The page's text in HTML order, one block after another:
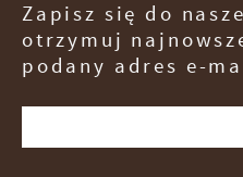
Zapisz się do
otrzymuj
podany adres e-